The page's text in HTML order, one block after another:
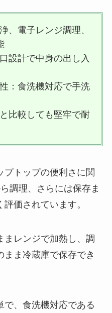
ロ折りたたみ傘は販売終
う売ってないの？人気の理
えるの？コストコやコンビ
購入先紹介！
ルマニアの店舗は大阪にあ
どこで買える？口コミは？
、電子レンジ調理、
設計で中身の出し入
：食洗機対応で手洗
比較しても堅牢で耐
プトップの便利さに関
調理、さらには保存ま
価されています。
レンジで加熱し、調
ま冷蔵庫で保存でき
で、食洗機対応である